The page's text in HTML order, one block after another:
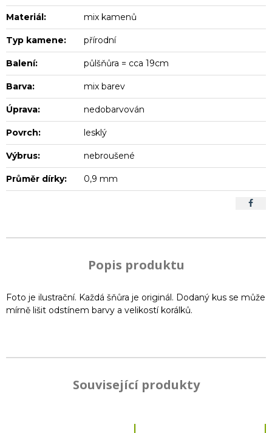
Materiál: mix kamenů
Typ kamene: přírodní
Balení: půlšňůra = cca 19cm
Barva: mix barev
Úprava: nedobarvován
Povrch: lesklý
Výbrus: nebroušené
Průměr dírky: 0,9 mm
Popis produktu
Foto je ilustrační. Každá šňůra je originál. Dodaný kus se může
mírně lišit odstínem barvy a velikostí korálků.
Související produkty